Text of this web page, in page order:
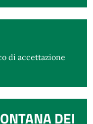
di accettazione
DEI